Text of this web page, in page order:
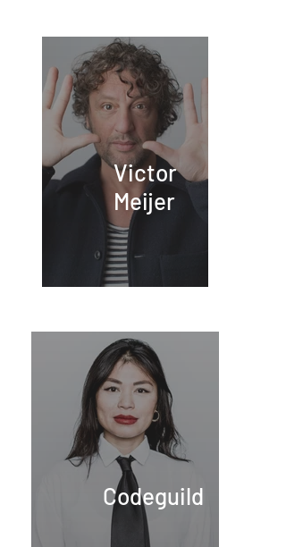
Victor
Meijer
Codeguild